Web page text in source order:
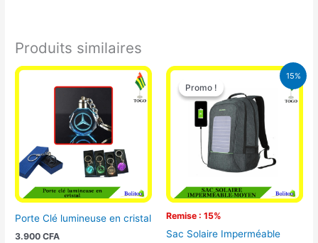
Produits similaires
Porte Clé lumineuse en cristal
3.900CFA
15%
Promo !
Remise : 15%
Promo !
Sac Solaire Imperméable
Le
prix
initial
était :
29.500 CFA.
Le
prix
actuel